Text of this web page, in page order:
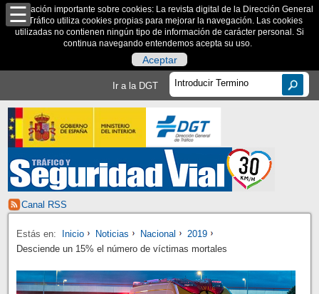
Información importante sobre cookies: La revista digital de la Dirección General
de Tráfico utiliza cookies propias para mejorar la navegación. Las cookies
utilizadas no contienen ningún tipo de información de carácter personal. Si
continua navegando entendemos acepta su uso.
Aceptar
Ir a la DGT
Canal RSS
Estás en: Inicio Noticias Nacional
2019
Desciende un 15% el número de víctimas mortales